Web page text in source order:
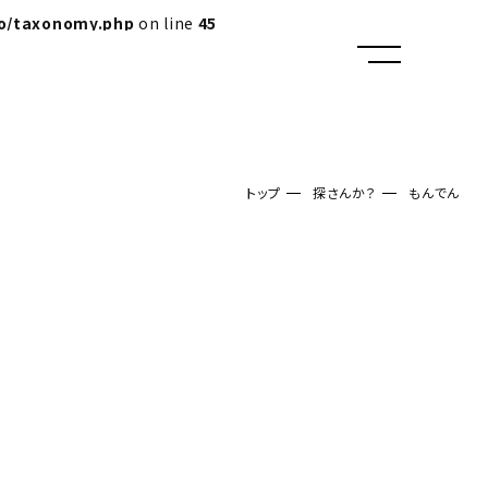
taxonomy.php on line 45
トップ 探さんか？ もんでん